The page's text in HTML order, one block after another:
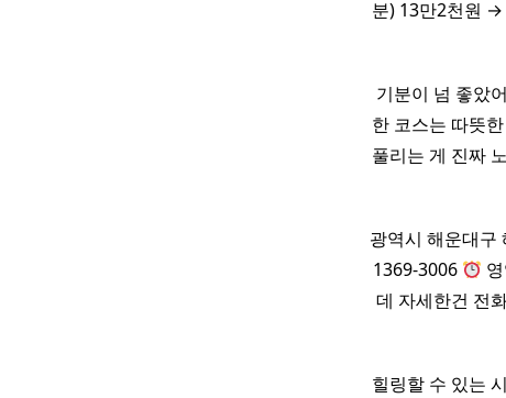
분) 13만2천원 →
기분이 넘 좋았
한 코스는 따뜻
풀리는 게 진짜
광역시 해운대구
1369-3006
데 자세한건 전
힐링할 수 있는